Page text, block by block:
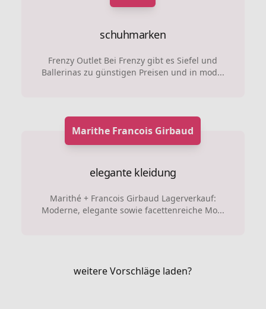
schuhmarken
Frenzy Outlet Bei Frenzy gibt es Siefel und
Ballerinas zu günstigen Preisen und in mod...
Marithe Francois Girbaud
elegante kleidung
Marithé + Francois Girbaud Lagerverkauf:
Moderne, elegante sowie facettenreiche Mo...
weitere Vorschläge laden?